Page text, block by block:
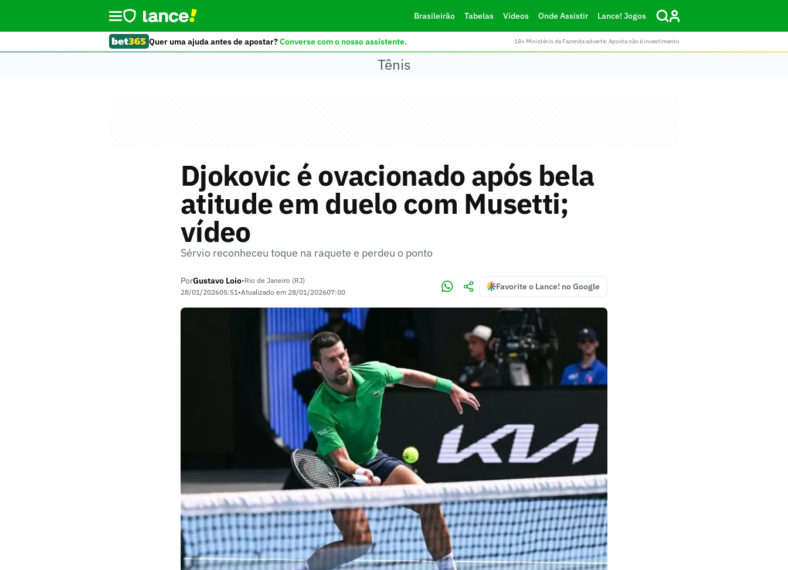
Brasileirão Tabelas Vídeos Onde Assistir Lance! Jogos
Quer uma ajuda antes de apostar?Converse com o nosso assistente. 18+ Ministério da Fazenda adverte: Aposta não é investimento
Tênis
Djokovic é ovacionado após bela
atitude em duelo com Musetti;
vídeo
Sérvio reconheceu toque na raquete e perdeu o ponto
PorGustavo Loio•Rio de Janeiro (RJ)
28/01/202605:51•Atualizado em 28/01/202607:00
Favorite o Lance! no Google